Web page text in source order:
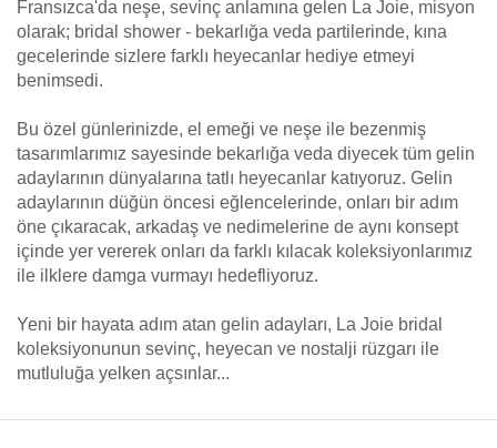
Fransızca'da neşe, sevinç anlamına gelen La Joie, misyon
olarak; bridal shower - bekarlığa veda partilerinde, kına
gecelerinde sizlere farklı heyecanlar hediye etmeyi
benimsedi.
Bu özel günlerinizde, el emeği ve neşe ile bezenmiş
tasarımlarımız sayesinde bekarlığa veda diyecek tüm gelin
adaylarının dünyalarına tatlı heyecanlar katıyoruz. Gelin
adaylarının düğün öncesi eğlencelerinde, onları bir adım
öne çıkaracak, arkadaş ve nedimelerine de aynı konsept
içinde yer vererek onları da farklı kılacak koleksiyonlarımız
ile ilklere damga vurmayı hedefliyoruz.
Yeni bir hayata adım atan gelin adayları, La Joie bridal
koleksiyonunun sevinç, heyecan ve nostalji rüzgarı ile
mutluluğa yelken açsınlar...